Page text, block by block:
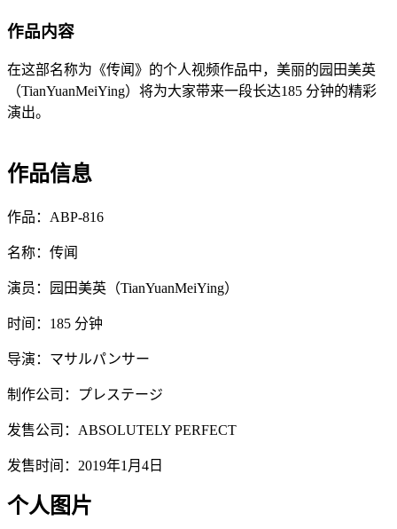
作品内容
在这部名称为《传闻》的个人视频作品中，美丽的园田美英
（TianYuanMeiYing）将为大家带来一段长达185 分钟的精彩
演出。
作品信息
作品：ABP-816
名称：传闻
演员：园田美英（TianYuanMeiYing）
时间：185 分钟
导演：マサルパンサー
制作公司：プレステージ
发售公司：ABSOLUTELY PERFECT
发售时间：2019年1月4日
个人图片